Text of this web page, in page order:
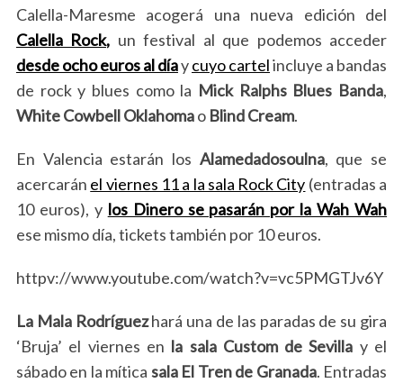
Calella-Maresme acogerá una nueva edición del
Calella Rock, un festival al que podemos acceder
desde ocho euros al díaycuyo cartelincluye a bandas
de rock y blues como la Mick Ralphs Blues Banda,
White Cowbell Oklahomao Blind Cream.
En Valencia estarán los Alamedadosoulna, que se
acercarán el viernes 11 a la sala Rock City (entradas a
10 euros), y los Dinero se pasarán por la Wah Wah
ese mismo día, tickets también por 10 euros.
httpv://www.youtube.com/watch?v=vc5PMGTJv6Y
La Mala Rodríguezhará una de las paradas de su gira
‘Bruja’ el viernes en la sala Custom de Sevilla y el
sábado en la mítica sala El Tren de Granada. Entradas
S
e
a
r
h
o
r
: